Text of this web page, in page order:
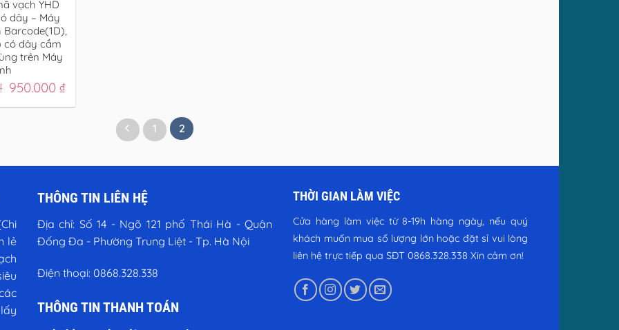
vạch YHD
dây – Máy
có dây cắm
trên Máy
Giá
là:
950.000₫Giá
tại
950.000 ₫.
1 2
lẻ
THÔNG TIN LIÊN HỆ
Địa chỉ: Số 14 - Ngõ 121 phố Thái Hà - Quận
Đống Đa - Phường Trung Liệt - Tp. Hà Nội
Điện thoại: 0868.328.338
THÔNG TIN THANH TOÁN
THỜI GIAN LÀM VIỆC
Cửa hàng làm việc từ 8-19h hàng ngày, nếu quý
khách muốn mua số lượng lớn hoặc đặt sỉ vui lòng
liên hệ trực tiếp qua SĐT 0868.328.338 Xin cảm ơn!